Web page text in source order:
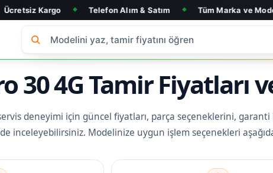
◆ Telefon Alım & Satım ◆ Tüm Marka ve Modeller ◆
30 4G Tamir Fiyatları
deneyimi için güncel fiyatları, parça seçeneklerini,
inceleyebilirsiniz. Modelinize uygun işlem seçenekleri